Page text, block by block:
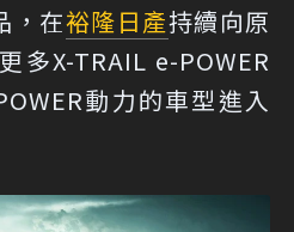
，在裕隆日產持續向原
多X-TRAIL e-POWER
動力的車型進入